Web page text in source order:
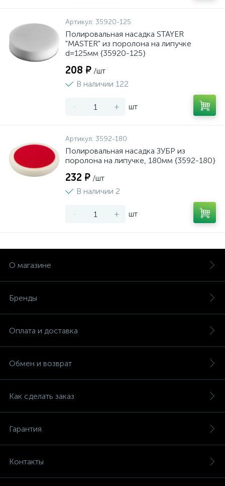
Артикул: 35920-125
Полировальная насадка STAYER
"MASTER" из поролона на липучке
d=125мм {35920-125}
208 ₽ /шт
В наличии 122
- + шт
Артикул: 3592-180
Полировальная насадка ЗУБР из
поролона на липучке, 180мм {3592-180}
232 ₽ /шт
В наличии 2
- + шт
О магазине
Бренды
Оплата и доставка
Обмен и возврат
Как сделать заказ
Гарантия
Контакты